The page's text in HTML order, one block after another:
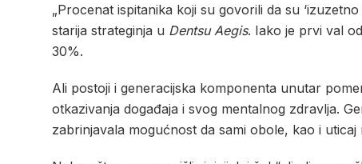
„Procenat ispitanika koji su govorili da su
starija strateginja u Dentsu Aegis. Iako je prvi val
30%.
Ali postoji i generacijska komponenta unutar
otkazivanja događaja i svog mentalnog zdravlja.
zabrinjavala mogućnost da sami obole, kao i uticaj